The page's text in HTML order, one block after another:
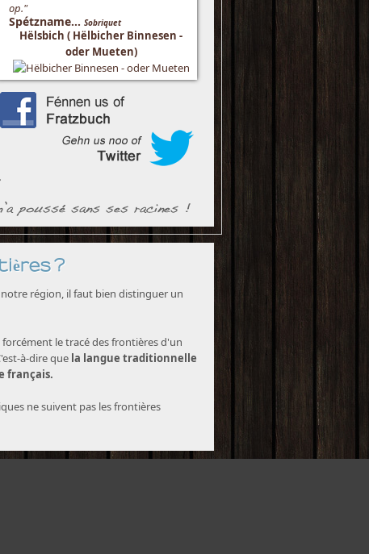
op."
Spétzname... Sobriquet
Hëlsbich ( Hëlbicher Binnesen -
oder Mueten)
?
région, il faut bien distinguer un
le tracé des frontières d'un
à-dire que la langue traditionnelle
français.
ne suivent pas les frontières